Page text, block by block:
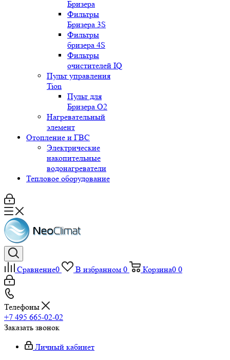
Бризера
Фильтры
Бризера 3S
Фильтры
бризера 4S
Фильтры
очистителей IQ
Пульт управления
Tion
Пульт для
Бризера O2
Нагревательный
элемент
Отопление и ГВС
Электрические
накопительные
водонагреватели
Тепловое оборудование
Сравнение0 В избранном 0 Корзина0 0
Телефоны
+7 495 665-02-02
Заказать звонок
Личный кабинет